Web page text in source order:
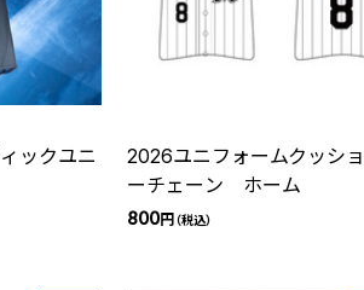
ックユニ
2026ユニフォームクッシ
ーチェーン ホーム
800円（税込）